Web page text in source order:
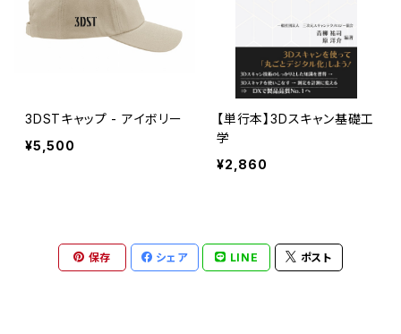
3DSTキャップ - アイボリー
¥5,500
【単行本】3Dスキャン基礎工
学
¥2,860
保存 シェア LINE ポスト